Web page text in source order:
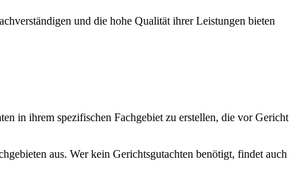
und die hohe Qualität ihrer Leistungen bieten
in ihrem spezifischen Fachgebiet zu erstellen, die vor Gericht
aus. Wer kein Gerichtsgutachten benötigt, findet auch